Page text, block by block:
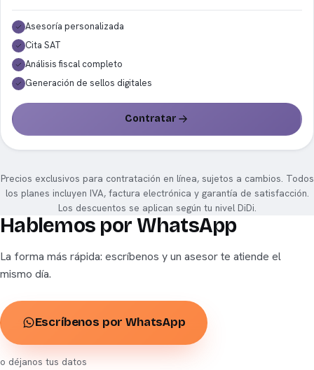
Asesoría personalizada
Cita SAT
Análisis fiscal completo
Generación de sellos digitales
Contratar
Precios exclusivos para contratación en línea, sujetos a cambios. Todos
los planes incluyen IVA, factura electrónica y garantía de satisfacción.
Los descuentos se aplican según tu nivel DiDi.
Hablemos por WhatsApp
La forma más rápida: escríbenos y un asesor te atiende el
mismo día.
Escríbenos por WhatsApp
o déjanos tus datos